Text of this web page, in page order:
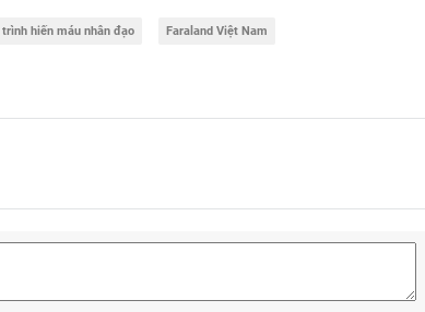
hiến máu nhân đạo Faraland Việt Nam